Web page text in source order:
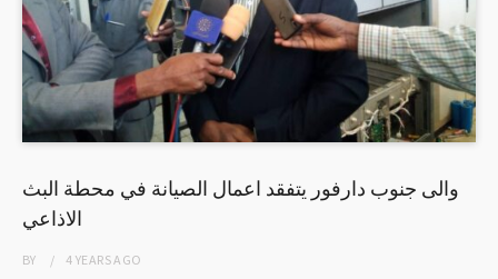
والى جنوب دارفور يتفقد اعمال الصيانة في محطة البث
الاذاعي
BY 4 YEARSAGO